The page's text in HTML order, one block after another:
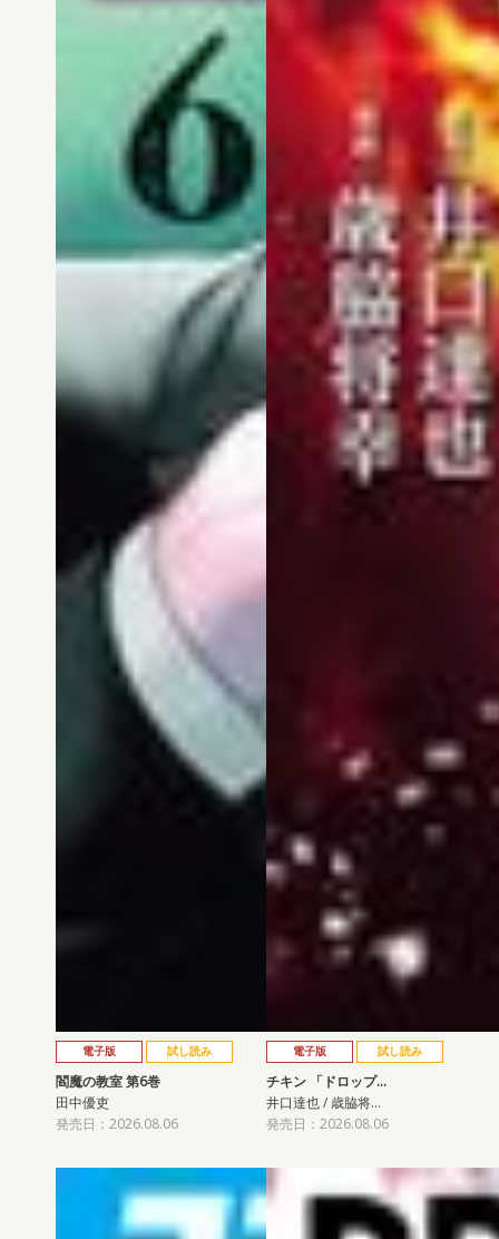
電子版 試し読み
閻魔の教室 第6巻
田中優吏
発売日：2026.08.06
電子版 試し読み
チキン 「ドロップ…
井口達也 / 歳脇将…
発売日：2026.08.06